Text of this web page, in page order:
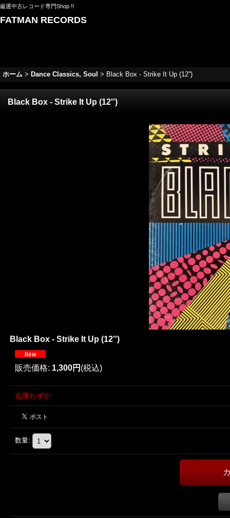
厳選中古レコード専門Shop !!
FATMAN RECORDS
ホーム > Dance Classics, Soul > Black Box - Strike It Up (12'')
Black Box - Strike It Up (12'')
Black Box - Strike It Up (12'')
販売価格: 1,300円 (税込)
在庫わずか
数量: